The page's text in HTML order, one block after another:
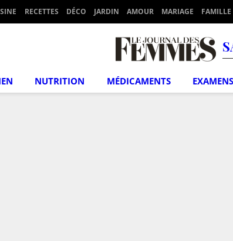
RECETTES DÉCO JARDIN AMOUR MARIAGE FAMILLE
NUTRITION MÉDICAMENTS EXAMENS